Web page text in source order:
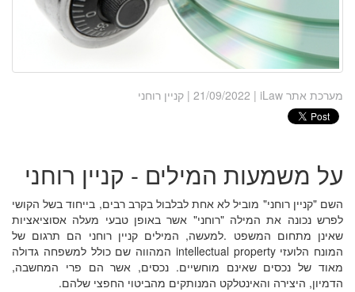
מערכת אתר iLaw | 21/09/2022 | קניין רוחני
על משמעות המילים - קניין רוחני
השם "קניין רוחני" מוביל לא אחת לבלבול בקרב רבים, בייחוד בשל הקושי
לפרש נכונה את המילה "רוחני" אשר באופן טבעי מעלה אסוציאציות
שאינן מתחום המשפט .למעשה, המילים קניין רוחני הם תרגום של
המונח הלועזי intellectual property המהווה שם כולל למשפחה גדולה
מאוד של נכסים שאינם מוחשיים. נכסים, אשר הם פרי המחשבה,
הדמיון, היצירה והאינטלקט המנותקים מהביטוי החפצי שלהם.